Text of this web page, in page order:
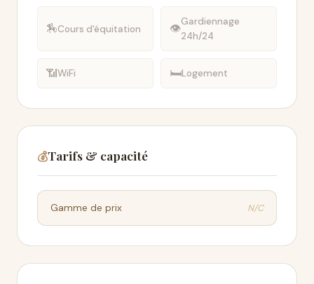
🏇Cours d'équitation 👁Gardiennage
24h/24
📶WiFi 🛏Logement
💰Tarifs & capacité
Gamme de prix N/C